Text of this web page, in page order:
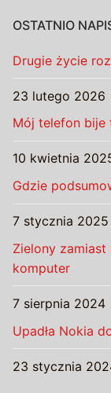
OSTATNIO
Drugie życie
23 lutego 2026
Mój telefon bije
10 kwietnia
Gdzie
7 stycznia 2025
Zielony
komputer
7 sierpnia 2024
Upadła Nokia
23 stycznia